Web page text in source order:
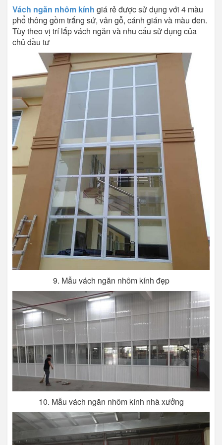
Vách ngăn nhôm kính giá rẻ được sử dụng với 4 màu
phổ thông gồm trắng sứ, vân gỗ, cánh gián và màu đen.
Tùy theo vị trí lắp vách ngăn và nhu cấu sử dụng của
chủ đầu tư
9. Mẫu vách ngăn nhôm kính đẹp
10. Mẫu vách ngăn nhôm kính nhà xưởng